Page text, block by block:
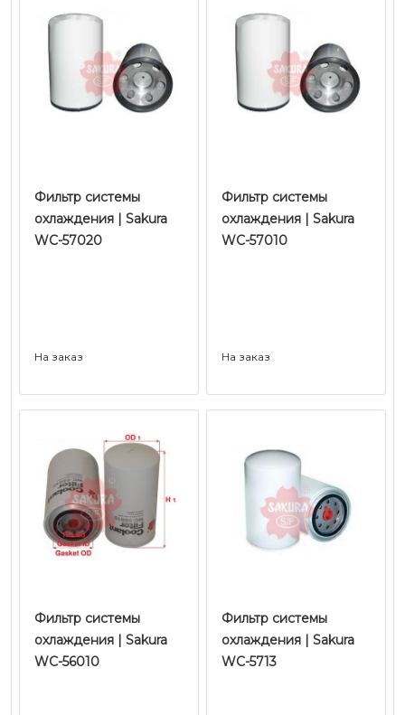
Фильтр системы
охлаждения | Sakura
WC-57020
На заказ
Фильтр системы
охлаждения | Sakura
WC-57010
На заказ
Фильтр системы
охлаждения | Sakura
WC-56010
Фильтр системы
охлаждения | Sakura
WC-5713